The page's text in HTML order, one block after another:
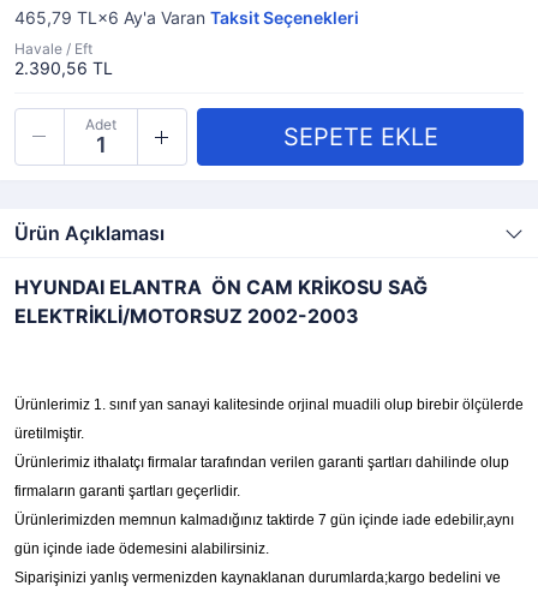
465,79 TL×6 Ay'a Varan Taksit Seçenekleri
Havale / Eft
2.390,56 TL
Adet
Ürün Açıklaması
HYUNDAI ELANTRA ÖN CAM KRİKOSU SAĞ
ELEKTRİKLİ/MOTORSUZ 2002-2003
Ürünlerimiz 1. sınıf yan sanayi kalitesinde orjinal muadili olup birebir ölçülerde
üretilmiştir.
Ürünlerimiz ithalatçı firmalar tarafından verilen garanti şartları dahilinde olup
firmaların garanti şartları geçerlidir.
Ürünlerimizden memnun kalmadığınız taktirde 7 gün içinde iade edebilir,aynı
gün içinde iade ödemesini alabilirsiniz.
Siparişinizi yanlış vermenizden kaynaklanan durumlarda;kargo bedelini ve